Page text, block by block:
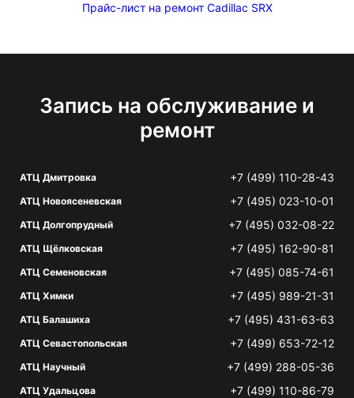
Прайс-лист на ремонт Cadillac SRX
Запись на обслуживание и
ремонт
АТЦ Дмитровка +7 (499) 110-28-43
АТЦ Новоясеневская +7 (495) 023-10-01
АТЦ Долгопрудный +7 (495) 032-08-22
АТЦ Щёлковская +7 (495) 162-90-81
АТЦ Семеновская +7 (495) 085-74-61
АТЦ Химки +7 (495) 989-21-31
АТЦ Балашиха +7 (495) 431-63-63
АТЦ Севастопольская +7 (499) 653-72-12
АТЦ Научный +7 (499) 288-05-36
АТЦ Удальцова +7 (499) 110-86-79